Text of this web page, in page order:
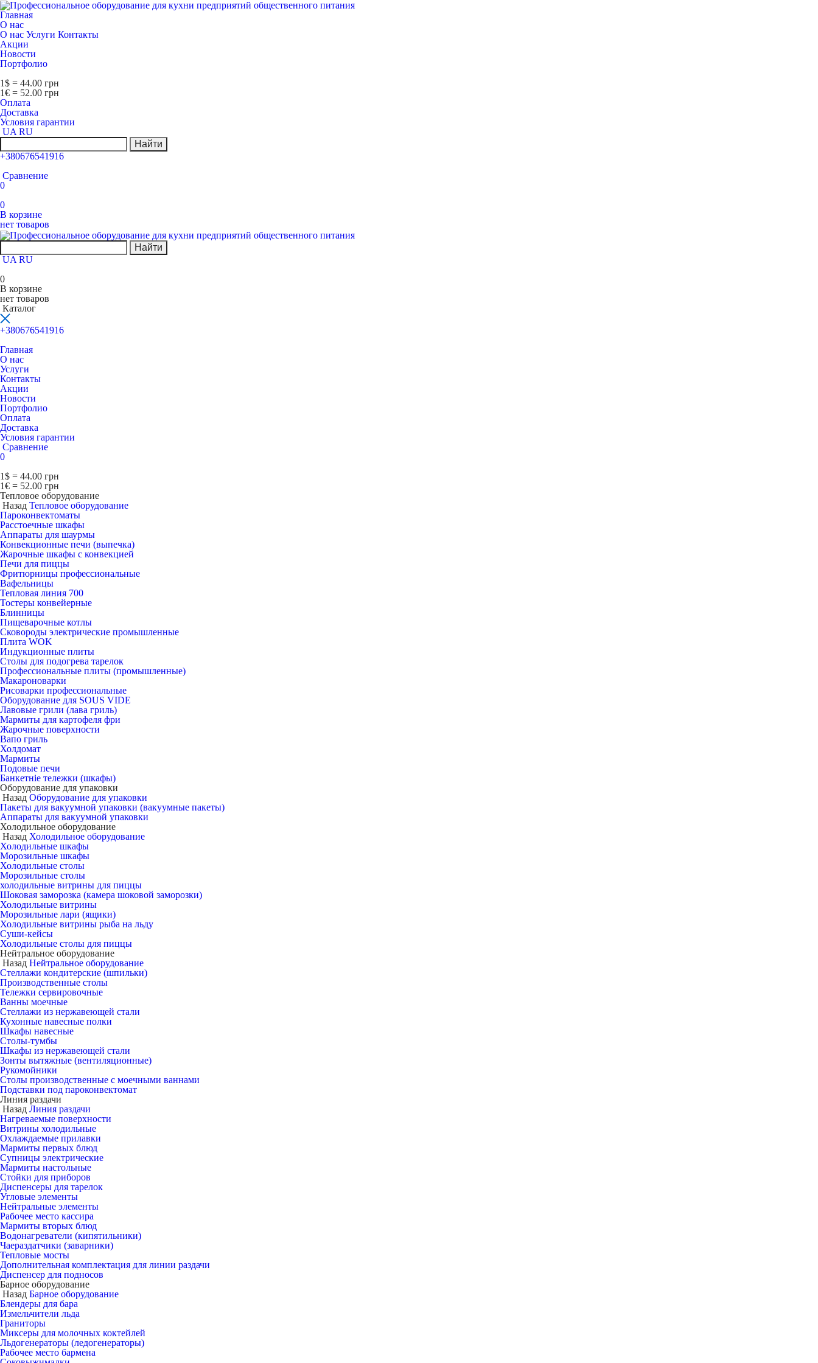
Главная
О нас
О нас Услуги Контакты
Акции
Новости
Портфолио
1$ = 44.00 грн
1€ = 52.00 грн
Оплата
Доставка
Условия гарантии
UA RU
Найти
+380676541916
Сравнение
0
0
В корзине
нет товаров
Найти
UA RU
0
В корзине
нет товаров
Каталог
+380676541916
Главная
О нас
Услуги
Контакты
Акции
Новости
Портфолио
Оплата
Доставка
Условия гарантии
Сравнение
0
1$ = 44.00 грн
1€ = 52.00 грн
Тепловое оборудование
Назад Тепловое оборудование
Пароконвектоматы
Расcтоечные шкафы
Аппараты для шаурмы
Конвекционные печи (выпечка)
Жарочные шкафы с конвекцией
Печи для пиццы
Фритюрницы профессиональные
Вафельницы
Тепловая линия 700
Тостеры конвейерные
Блинницы
Пищеварочные котлы
Сковороды электрические промышленные
Плита WOK
Индукционные плиты
Столы для подогрева тарелок
Профессиональные плиты (промышленные)
Макароноварки
Рисоварки профессиональные
Оборудование для SOUS VIDE
Лавовые грили (лава гриль)
Мармиты для картофеля фри
Жарочные поверхности
Вапо гриль
Холдомат
Мармиты
Подовые печи
Банкетніе тележки (шкафы)
Оборудование для упаковки
Назад Оборудование для упаковки
Пакеты для вакуумной упаковки (вакуумные пакеты)
Аппараты для вакуумной упаковки
Холодильное оборудование
Назад Холодильное оборудование
Холодильные шкафы
Морозильные шкафы
Холодильные столы
Морозильные столы
холодильные витрины для пиццы
Шоковая заморозка (камера шоковой заморозки)
Холодильные витрины
Морозильные лари (ящики)
Холодильные витрины рыба на льду
Суши-кейсы
Холодильные столы для пиццы
Нейтральное оборудование
Назад Нейтральное оборудование
Стеллажи кондитерские (шпильки)
Производственные столы
Тележки сервировочные
Ванны моечные
Стеллажи из нержавеющей стали
Кухонные навесные полки
Шкафы навесные
Столы-тумбы
Шкафы из нержавеющей стали
Зонты вытяжные (вентиляционные)
Рукомойники
Столы производственные с моечными ваннами
Подставки под пароконвектомат
Линия раздачи
Назад Линия раздачи
Нагреваемые поверхности
Витрины холодильные
Охлаждаемые прилавки
Мармиты первых блюд
Супницы электрические
Мармиты настольные
Стойки для приборов
Диспенсеры для тарелок
Угловые элементы
Нейтральные элементы
Рабочее место кассира
Мармиты вторых блюд
Водонагреватели (кипятильники)
Чаераздатчики (заварники)
Тепловые мосты
Дополнительная комплектация для линии раздачи
Диспенсер для подносов
Барное оборудование
Назад Барное оборудование
Блендеры для бара
Измельчители льда
Граниторы
Миксеры для молочных коктейлей
Льдогенераторы (ледогенераторы)
Рабочее место бармена